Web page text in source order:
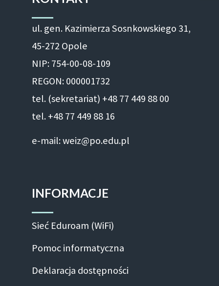
ul. gen. Kazimierza Sosnkowskiego 31,
45-272 Opole
NIP: 754-00-08-109
REGON: 000001732
tel. (sekretariat) +48 77 449 88 00
tel. +48 77 449 88 16
e-mail: weiz@po.edu.pl
INFORMACJE
Sieć Eduroam (WiFi)
Pomoc informatyczna
Deklaracja dostępności